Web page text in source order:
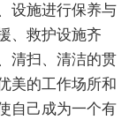
设施进行保养与
、救护设施齐
清扫、清洁的贯
美的工作场所和
自己成为一个有